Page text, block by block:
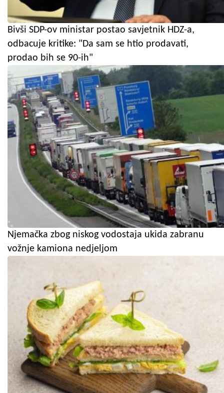
Bivši SDP-ov ministar postao savjetnik HDZ-a,
odbacuje kritike: "Da sam se htio prodavati,
prodao bih se 90-ih"
Njemačka zbog niskog vodostaja ukida zabranu
vožnje kamiona nedjeljom